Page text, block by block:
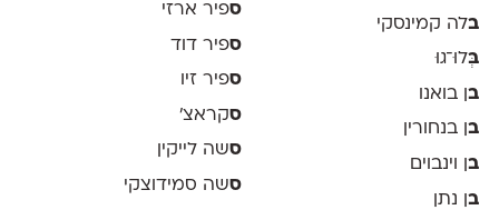
בלה קמינסקי
בְּלוּ־גוּ
בן בואנו
בן בנחורין
בן וינבוים
בן נתן
ספיר ארזי
ספיר דוד
ספיר זיו
סקראצ׳
סשה לייקין
סשה סמידוצקי